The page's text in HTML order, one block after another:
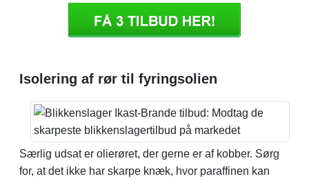
Isolering af rør til fyringsolien
Særlig udsat er olierøret, der gerne er af kobber. Sørg
for, at det ikke har skarpe knæk, hvor paraffinen kan